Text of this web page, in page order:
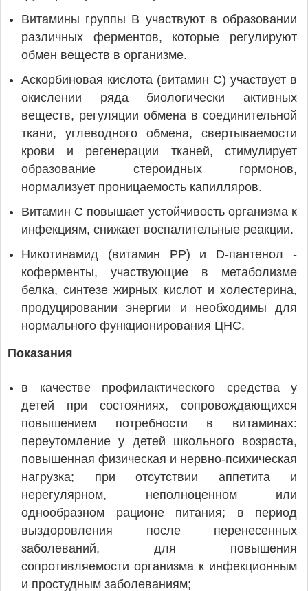
Витамины группы В участвуют в образовании
различных ферментов, которые регулируют
обмен веществ в организме.
Аскорбиновая кислота (витамин С) участвует в
окислении ряда биологически активных
веществ, регуляции обмена в соединительной
ткани, углеводного обмена, свертываемости
крови и регенерации тканей, стимулирует
образование стероидных гормонов,
нормализует проницаемость капилляров.
Витамин С повышает устойчивость организма к
инфекциям, снижает воспалительные реакции.
Никотинамид (витамин РР) и D-пантенол -
коферменты, участвующие в метаболизме
белка, синтезе жирных кислот и холестерина,
продуцировании энергии и необходимы для
нормального функционирования ЦНС.
Показания
в качестве профилактического средства у
детей при состояниях, сопровождающихся
повышением потребности в витаминах:
переутомление у детей школьного возраста,
повышенная физическая и нервно-психическая
нагрузка; при отсутствии аппетита и
нерегулярном, неполноценном или
однообразном рационе питания; в период
выздоровления после перенесенных
заболеваний, для повышения
сопротивляемости организма к инфекционным
и простудным заболеваниям;